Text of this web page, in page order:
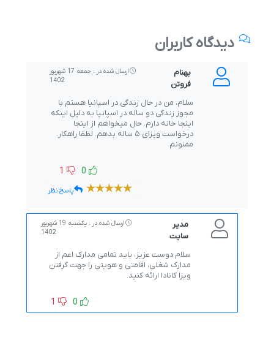
دیدگاه کاربران
بهنام
فروتن
ارسال شده در : جمعه 17 شهریور
1402
سلام، من در حال زندگی در اسپانیا هستم با
مجوز زندگی دو ساله در اسپانیا به دلیل اینکه
اینجا خانه دارم. حال میخواهم از اینجا
درخواست ویزای ۵ ساله بدهم. لطفا راهکار.
ممنونم
0
1
پاسخ نظر
مدیر
سایت
ارسال شده در : یکشنبه 19 شهریور
1402
سلام دوست عزیز، باید تمامی مدارک اعم از
مدارک شغلی، اقامتی و هویتی را جهت گرفتن
ویزا کانادا ارائه کنید.
0
1